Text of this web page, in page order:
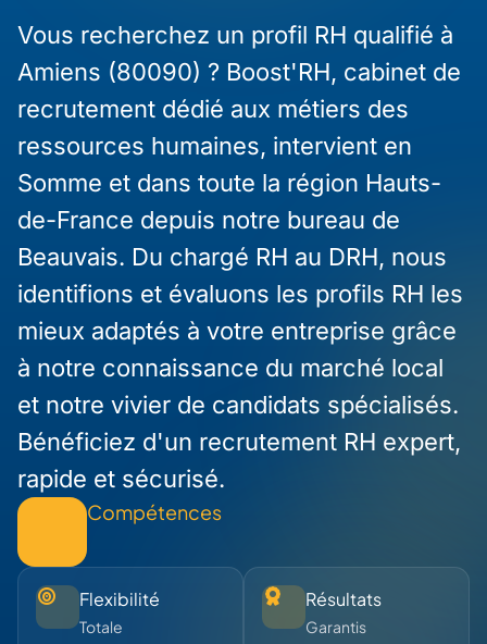
Vous recherchez un profil RH qualifié à
Amiens (80090) ? Boost'RH, cabinet de
recrutement dédié aux métiers des
ressources humaines, intervient en
Somme et dans toute la région Hauts-
de-France depuis notre bureau de
Beauvais. Du chargé RH au DRH, nous
identifions et évaluons les profils RH les
mieux adaptés à votre entreprise grâce
à notre connaissance du marché local
et notre vivier de candidats spécialisés.
Bénéficiez d'un recrutement RH expert,
rapide et sécurisé.
Compétences
Flexibilité
Totale
Résultats
Garantis